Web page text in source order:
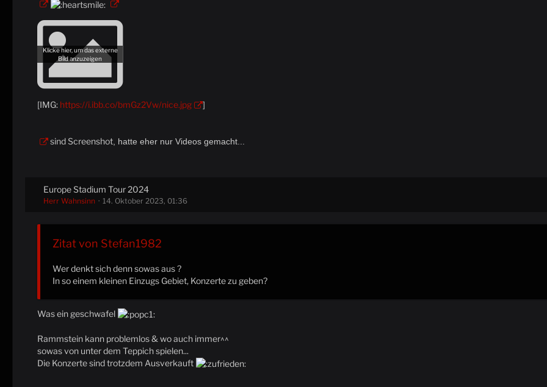
[IMG: https://i.ibb.co/bmGz2Vw/nice.jpg ]
sind Screenshot , hatte eher nur Videos gemacht...
Europe Stadium Tour 2024
Herr Wahnsinn 14. Oktober 2023, 01:36
Zitat von Stefan1982
Wer denkt sich denn sowas aus ?
In so einem kleinen Einzugs Gebiet, Konzerte zu geben?
Was ein geschwafel
Rammstein kann problemlos & wo auch immer^^
sowas von unter dem Teppich spielen...
Die Konzerte sind trotzdem Ausverkauft